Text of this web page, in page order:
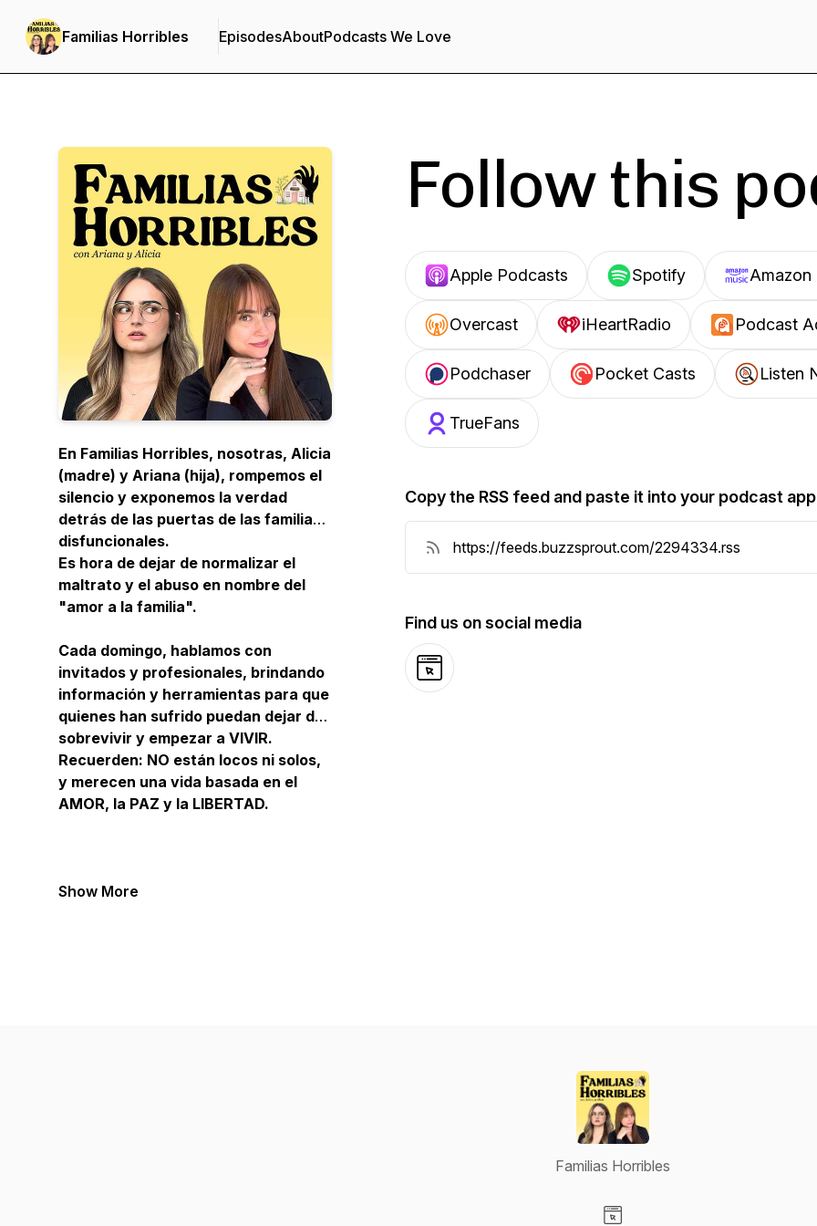
Familias Horribles EpisodesAboutPodcasts We Love
En Familias Horribles, nosotras, Alicia
(madre) y Ariana (hija), rompemos el
silencio y exponemos la verdad
detrás de las puertas de las familias
disfuncionales.
Es hora de dejar de normalizar el
maltrato y el abuso en nombre del
"amor a la familia".
Cada domingo, hablamos con
invitados y profesionales, brindando
información y herramientas para que
quienes han sufrido puedan dejar de
sobrevivir y empezar a VIVIR.
Recuerden: NO están locos ni solos,
y merecen una vida basada en el
AMOR, la PAZ y la LIBERTAD.
Show More
Follow this
Apple Podcasts Spotify Amazon
Overcast iHeartRadio Podcast
Podchaser Pocket Casts Listen
TrueFans
Copy the RSS feed and paste it into your podcast app
Find us on social media
Website
Familias Horribles